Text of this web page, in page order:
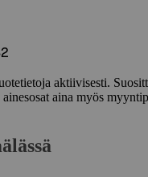
aktiivisesti.
aina myös